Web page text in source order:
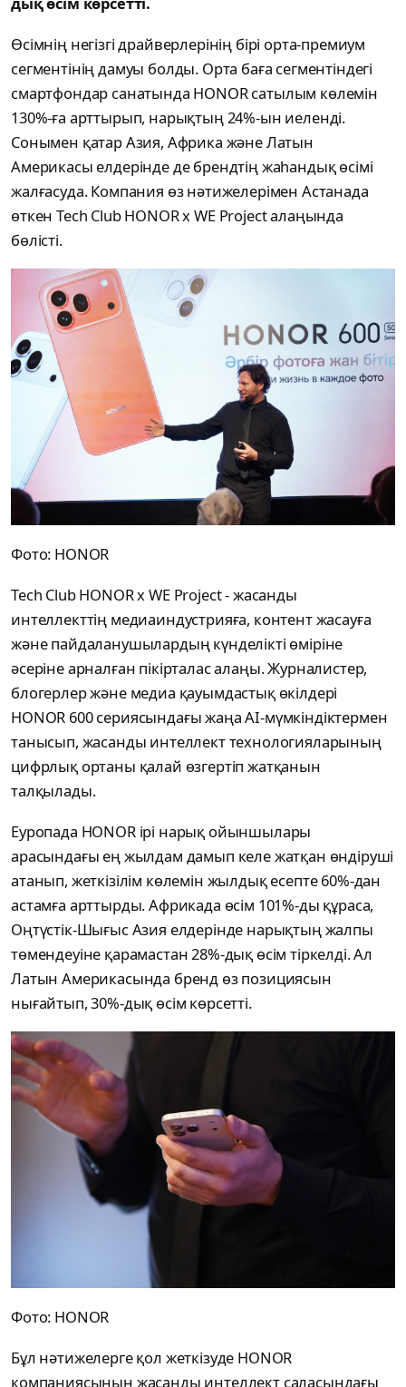
Өсімнің негізгі драйверлерінің бірі орта-премиум
сегментінің дамуы болды. Орта баға сегментіндегі
смартфондар санатында HONOR сатылым көлемін
130%-ға арттырып, нарықтың 24%-ын иеленді.
Сонымен қатар Азия, Африка және Латын
Америкасы елдерінде де брендтің жаһандық өсімі
жалғасуда. Компания өз нәтижелерімен Астанада
өткен Tech Club HONOR x WE Project алаңында
бөлісті.
Фото: HONOR
Tech Club HONOR x WE Project - жасанды
интеллекттің медиаиндустрияға, контент жасауға
және пайдаланушылардың күнделікті өміріне
әсеріне арналған пікірталас алаңы. Журналистер,
блогерлер және медиа қауымдастық өкілдері
HONOR 600 сериясындағы жаңа AI-мүмкіндіктермен
танысып, жасанды интеллект технологияларының
цифрлық ортаны қалай өзгертіп жатқанын
талқылады.
Еуропада HONOR ірі нарық ойыншылары
арасындағы ең жылдам дамып келе жатқан өндіруші
атанып, жеткізілім көлемін жылдық есепте 60%-дан
астамға арттырды. Африкада өсім 101%-ды құраса,
Оңтүстік-Шығыс Азия елдерінде нарықтың жалпы
төмендеуіне қарамастан 28%-дық өсім тіркелді. Ал
Латын Америкасында бренд өз позициясын
нығайтып, 30%-дық өсім көрсетті.
Фото: HONOR
Бұл нәтижелерге қол жеткізуде HONOR
компаниясының жасанды интеллект саласындағы